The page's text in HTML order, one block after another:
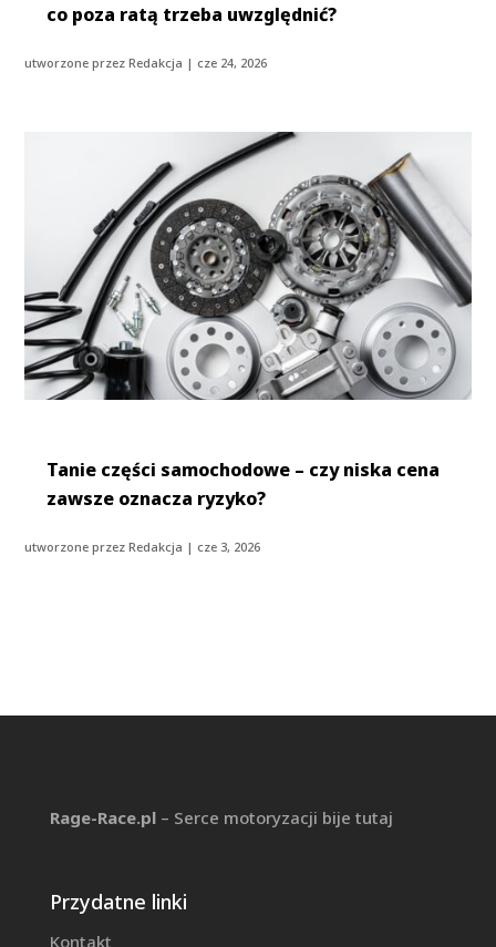
co poza ratą trzeba uwzględnić?
utworzone przezRedakcja | cze 24, 2026
Tanie części samochodowe – czy niska cena
zawsze oznacza ryzyko?
utworzone przezRedakcja | cze 3, 2026
Rage-Race.pl– Serce motoryzacji bije tutaj
Przydatne linki
Kontakt